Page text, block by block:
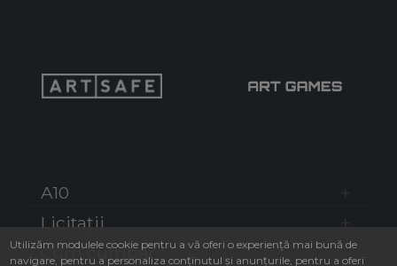
A10
Licitații
Cum cumpăr
Utilizăm modulele cookie pentru a vă oferi o experiență mai bună de
navigare, pentru a personaliza conținutul și anunțurile, pentru a oferi